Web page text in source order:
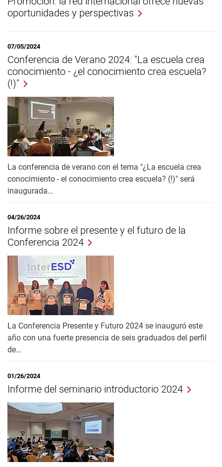
oportunidades y perspectivas
07/05/2024
Conferencia de Verano 2024: "La escuela crea
conocimiento - ¿el conocimiento crea escuela?
(!)"
La conferencia de verano con el tema "¿La escuela crea
conocimiento - el conocimiento crea escuela? (!)" será
inaugurada…
04/26/2024
Informe sobre el presente y el futuro de la
Conferencia 2024
La Conferencia Presente y Futuro 2024 se inauguró este
año con una fuerte presencia de seis graduados del perfil
de…
01/26/2024
Informe del seminario introductorio 2024